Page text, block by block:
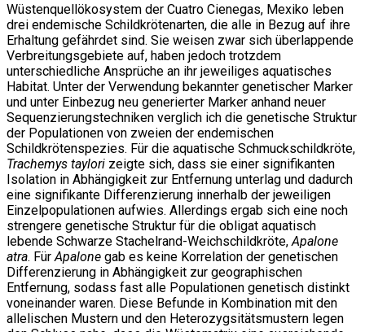
Wüstenquellökosystem der Cuatro Cienegas, Mexiko leben
drei endemische Schildkrötenarten, die alle in Bezug auf ihre
Erhaltung gefährdet sind. Sie weisen zwar sich überlappende
Verbreitungsgebiete auf, haben jedoch trotzdem
unterschiedliche Ansprüche an ihr jeweiliges aquatisches
Habitat. Unter der Verwendung bekannter genetischer Marker
und unter Einbezug neu generierter Marker anhand neuer
Sequenzierungstechniken verglich ich die genetische Struktur
der Populationen von zweien der endemischen
Schildkrötenspezies. Für die aquatische Schmuckschildkröte,
Trachemys taylori zeigte sich, dass sie einer signifikanten
Isolation in Abhängigkeit zur Entfernung unterlag und dadurch
eine signifikante Differenzierung innerhalb der jeweiligen
Einzelpopulationen aufwies. Allerdings ergab sich eine noch
strengere genetische Struktur für die obligat aquatisch
lebende Schwarze Stachelrand-Weichschildkröte,Apalone
atra. FürApalone gab es keine Korrelation der genetischen
Differenzierung in Abhängigkeit zur geographischen
Entfernung, sodass fast alle Populationen genetisch distinkt
voneinander waren. Diese Befunde in Kombination mit den
allelischen Mustern und den Heterozygsitätsmustern legen